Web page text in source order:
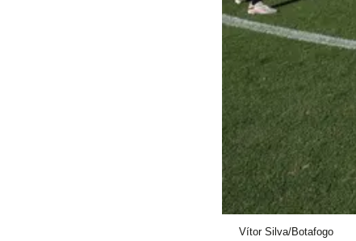
Vítor Silva/Botafogo